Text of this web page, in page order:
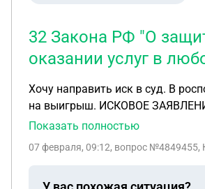
32 Закона РФ "О
оказании услуг в
Хочу направить иск в суд. В
на выигрыш. ИСКОВОЕ ЗАЯВЛЕНИЕ о защите прав потребителя, взыскании денежных средств, неустойки, компенсации морального вреда и штрафа 22.10.2025 г.
между ФИО (далее – Истец) и ИП
для личных целей, в связи с чем к
Показать полностью
07 февраля, 09:12, вопрос №4849455,